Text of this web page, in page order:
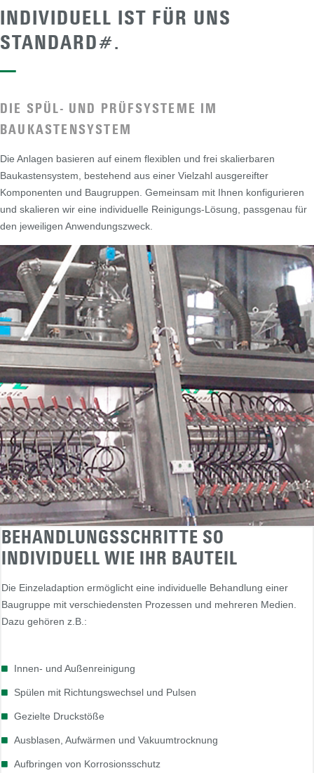
INDIVIDUELL IST FÜR UNS
STANDARD#.
—
DIE SPÜL- UND PRÜFSYSTEME IM
BAUKASTENSYSTEM
Die Anlagen basieren auf einem flexiblen und frei skalierbaren
Baukastensystem, bestehend aus einer Vielzahl ausgereifter
Komponenten und Baugruppen. Gemeinsam mit Ihnen konfigurieren
und skalieren wir eine individuelle Reinigungs-Lösung, passgenau für
den jeweiligen Anwendungszweck.
BEHANDLUNGSSCHRITTE SO
INDIVIDUELL WIE IHR BAUTEIL
Die Einzeladaption ermöglicht eine individuelle Behandlung einer
Baugruppe mit verschiedensten Prozessen und mehreren Medien.
Dazu gehören z.B.:
Innen- und Außenreinigung
Spülen mit Richtungswechsel und Pulsen
Gezielte Druckstöße
Ausblasen, Aufwärmen und Vakuumtrocknung
Aufbringen von Korrosionsschutz